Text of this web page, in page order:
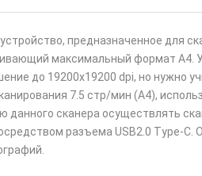
предназначенное для
максимальный формат А4.
до 19200x19200 dpi, но нужно
7.5 стр/мин (А4),
данного сканера осуществлять
разъема USB2.0 Type-